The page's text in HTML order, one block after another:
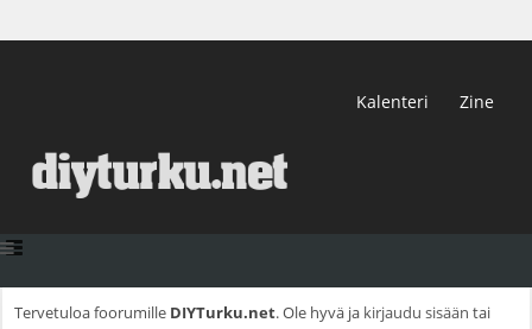
Kalenteri Zine
Tervetuloa foorumille DIYTurku.net. Ole hyvä ja kirjaudu sisään tai